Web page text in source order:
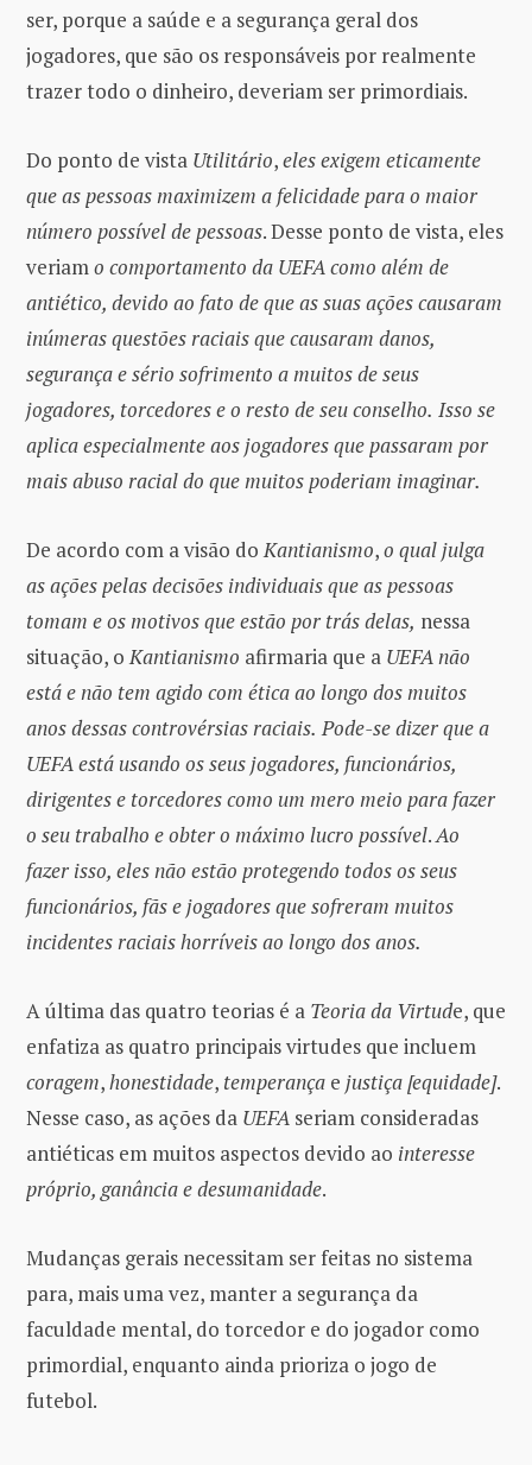
ser, porque a saúde e a segurança geral dos
jogadores, que são os responsáveis ​​por realmente
trazer todo o dinheiro, deveriam ser primordiais.
Do ponto de vista Utilitário,eles exigem eticamente
que as pessoas maximizem a felicidade para o maior
número possível de pessoas. Desse ponto de vista, eles
veriamo comportamento da UEFA como além de
antiético, devido ao fato de que as suas ações causaram
inúmeras questões raciais que causaram danos,
segurança e sério sofrimento a muitos de seus
jogadores, torcedores e o resto de seu conselho. Isso se
aplica especialmente aos jogadores que passaram por
mais abuso racial do que muitos poderiam imaginar.
De acordo com a visão doKantianismo,o qual julga
as ações pelas decisões individuais que as pessoas
tomam e os motivos que estão por trás delas, nessa
situação, oKantianismo afirmaria que a UEFAnão
está e não tem agido com ética ao longo dos muitos
anos dessas controvérsias raciais. Pode-se dizer que a
UEFA está usando os seus jogadores, funcionários,
dirigentes e torcedores como um mero meio para fazer
o seu trabalho e obter o máximo lucro possível.Ao
fazer isso, eles não estão protegendo todos os seus
funcionários, fãs e jogadores que sofreram muitos
incidentes raciais horríveis ao longo dos anos.
A última das quatro teorias é a Teoria da Virtude, que
enfatiza as quatro principais virtudes que incluem
coragem,honestidade, temperança e justiça [equidade].
Nesse caso, as ações da UEFA seriam consideradas
antiéticas em muitos aspectos devido ao interesse
próprio, ganância e desumanidade.
Mudanças gerais necessitam ser feitas no sistema
para, mais uma vez, manter a segurança da
faculdade mental, do torcedor e do jogador como
primordial, enquanto ainda prioriza o jogo de
futebol.